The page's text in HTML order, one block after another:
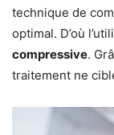
technique de
optimal. D’où
compressive.
traitement ne